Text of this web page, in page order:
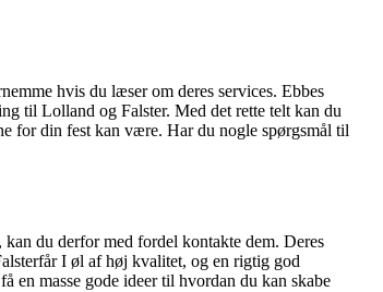
hvis du læser om deres services. Ebbes
til Lolland og Falster. Med det rette telt kan du
for din fest kan være. Har du nogle spørgsmål til
du derfor med fordel kontakte dem. Deres
I øl af høj kvalitet, og en rigtig god
en masse gode ideer til hvordan du kan skabe